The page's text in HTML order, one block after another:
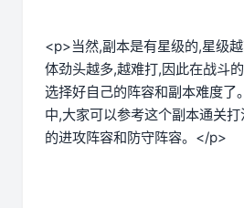
<p>当然,副本是有星级的,星级
体劲头越多,越难打,因此在战斗
选择好自己的阵容和副本难度了
中,大家可以参考这个副本通关
的进攻阵容和防守阵容。</p>